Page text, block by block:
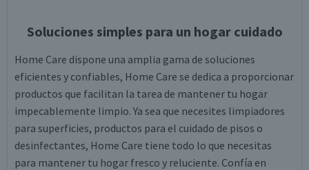
Soluciones simples para un hogar cuidado
Home Care dispone una amplia gama de soluciones
eficientes y confiables, Home Care se dedica a proporcionar
productos que facilitan la tarea de mantener tu hogar
impecablemente limpio. Ya sea que necesites limpiadores
para superficies, productos para el cuidado de pisos o
desinfectantes, Home Care tiene todo lo que necesitas
para mantener tu hogar fresco y reluciente. Confía en